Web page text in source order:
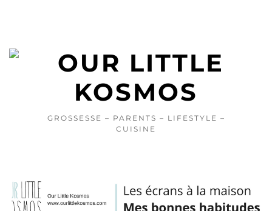
GROSSESSE – PARENTS – LIFESTYLE –
CUISINE